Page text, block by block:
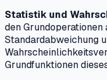
Statistik und
den
Standardabweichung
Grundfunktionen